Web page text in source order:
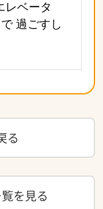
レベータ
過ごすし
る
を見る